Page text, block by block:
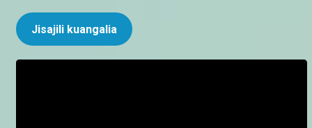
Jisajili kuangalia